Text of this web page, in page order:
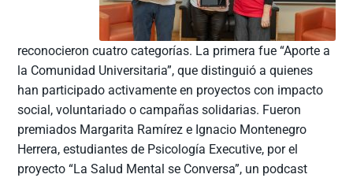
reconocieron cuatro categorías. La primera fue “Aporte a
la Comunidad Universitaria”, que distinguió a quienes
han participado activamente en proyectos con impacto
social, voluntariado o campañas solidarias. Fueron
premiados Margarita Ramírez e Ignacio Montenegro
Herrera, estudiantes de Psicología Executive, por el
proyecto “La Salud Mental se Conversa”, un podcast